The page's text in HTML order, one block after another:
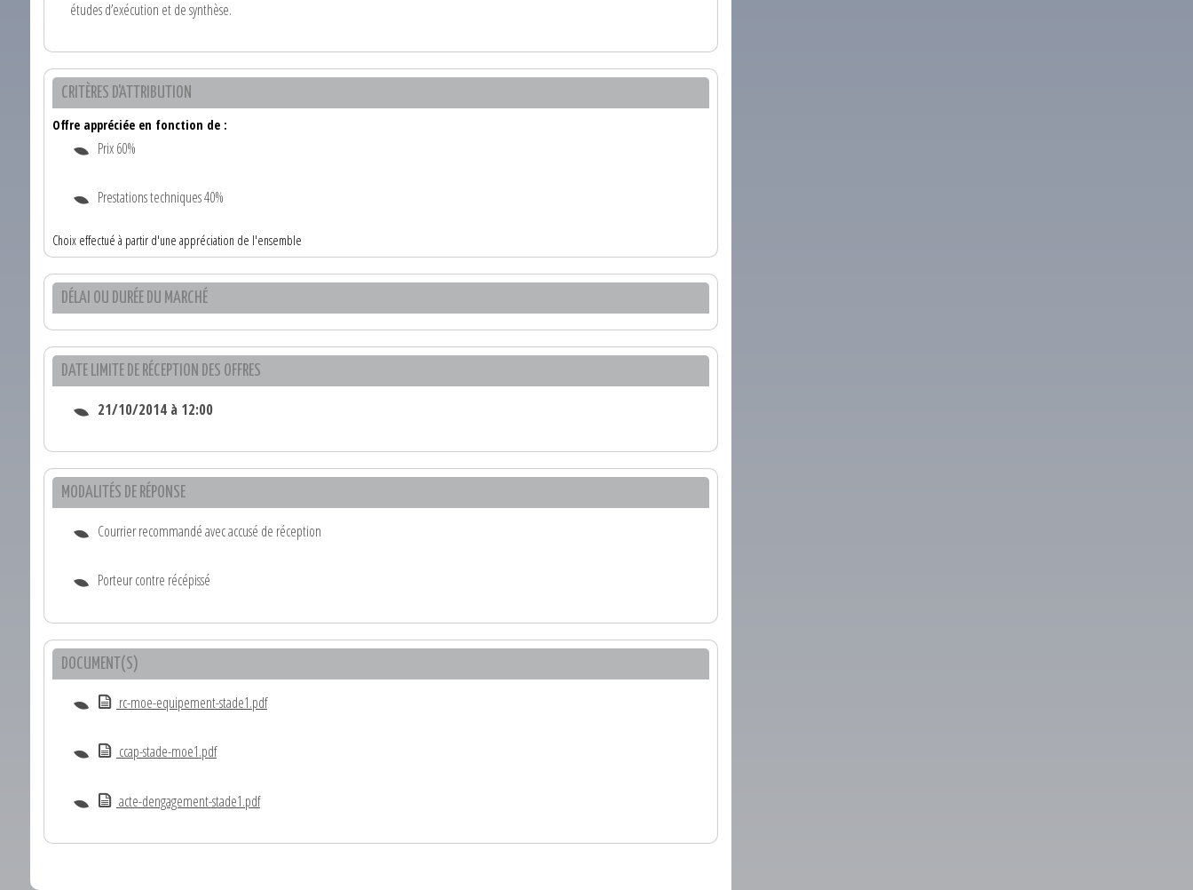
études d’exécution et de synthèse.
CRITÈRES D'ATTRIBUTION
Offre appréciée en fonction de :
Prix 60%
Prestations techniques 40%
Choix effectué à partir d'une appréciation de l'ensemble
DÉLAI OU DURÉE DU MARCHÉ
DATE LIMITE DE RÉCEPTION DES OFFRES
21/10/2014 à 12:00
MODALITÉS DE RÉPONSE
Courrier recommandé avec accusé de réception
Porteur contre récépissé
DOCUMENT(S)
rc-moe-equipement-stade1.pdf
ccap-stade-moe1.pdf
acte-dengagement-stade1.pdf